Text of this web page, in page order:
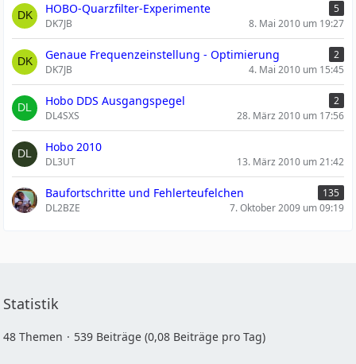
HOBO-Quarzfilter-Experimente
5
DK7JB
8. Mai 2010 um 19:27
Genaue Frequenzeinstellung - Optimierung
2
DK7JB
4. Mai 2010 um 15:45
Hobo DDS Ausgangspegel
2
DL4SXS
28. März 2010 um 17:56
Hobo 2010
DL3UT 13. März 2010 um 21:42
Baufortschritte und Fehlerteufelchen
135
DL2BZE
7. Oktober 2009 um 09:19
Statistik
48 Themen 539 Beiträge (0,08 Beiträge pro Tag)